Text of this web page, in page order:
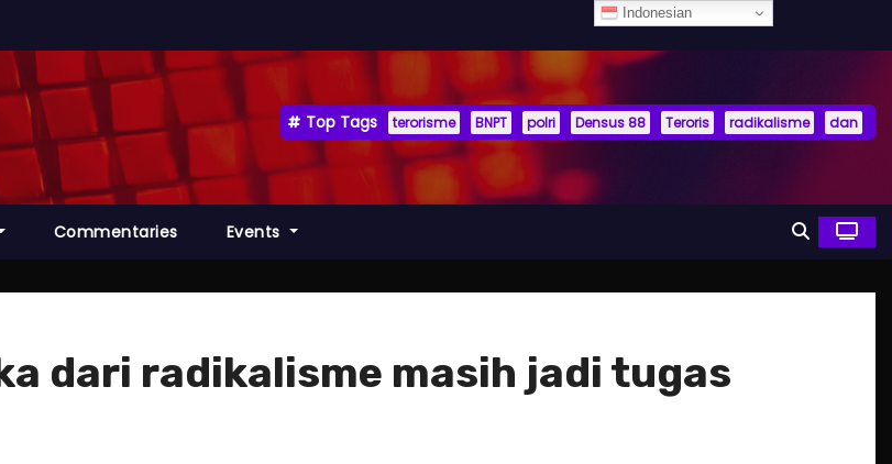
Top Tags terorisme BNPT polri Densus 88 Teroris radikalisme dan
Commentaries Events
dari radikalisme masih jadi tugas
Indonesian